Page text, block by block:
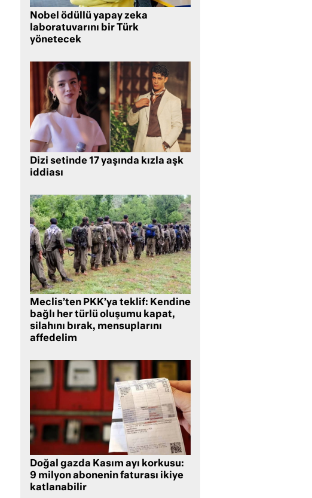
Nobel ödüllü yapay zeka
laboratuvarını bir Türk
yönetecek
Dizi setinde 17 yaşında kızla aşk
iddiası
Meclis’ten PKK’ya teklif: Kendine
bağlı her türlü oluşumu kapat,
silahını bırak, mensuplarını
affedelim
Doğal gazda Kasım ayı korkusu:
9 milyon abonenin faturası ikiye
katlanabilir